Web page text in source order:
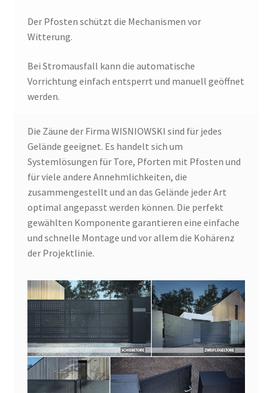
Der Pfosten schützt die Mechanismen vor
Witterung.
Bei Stromausfall kann die automatische
Vorrichtung einfach entsperrt und manuell geöffnet
werden.
Die Zäune der Firma WISNIOWSKI sind für jedes
Gelände geeignet. Es handelt sich um
Systemlösungen für Tore, Pforten mit Pfosten und
für viele andere Annehmlichkeiten, die
zusammengestellt und an das Gelände jeder Art
optimal angepasst werden können. Die perfekt
gewählten Komponente garantieren eine einfache
und schnelle Montage und vor allem die Kohärenz
der Projektlinie.